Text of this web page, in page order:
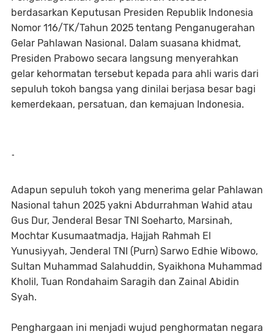
berdasarkan Keputusan Presiden Republik Indonesia
Nomor 116/TK/Tahun 2025 tentang Penganugerahan
Gelar Pahlawan Nasional. Dalam suasana khidmat,
Presiden Prabowo secara langsung menyerahkan
gelar kehormatan tersebut kepada para ahli waris dari
sepuluh tokoh bangsa yang dinilai berjasa besar bagi
kemerdekaan, persatuan, dan kemajuan Indonesia.
-
Adapun sepuluh tokoh yang menerima gelar Pahlawan
Nasional tahun 2025 yakni Abdurrahman Wahid atau
Gus Dur, Jenderal Besar TNI Soeharto, Marsinah,
Mochtar Kusumaatmadja, Hajjah Rahmah El
Yunusiyyah, Jenderal TNI (Purn) Sarwo Edhie Wibowo,
Sultan Muhammad Salahuddin, Syaikhona Muhammad
Kholil, Tuan Rondahaim Saragih dan Zainal Abidin
Syah.
Penghargaan ini menjadi wujud penghormatan negara